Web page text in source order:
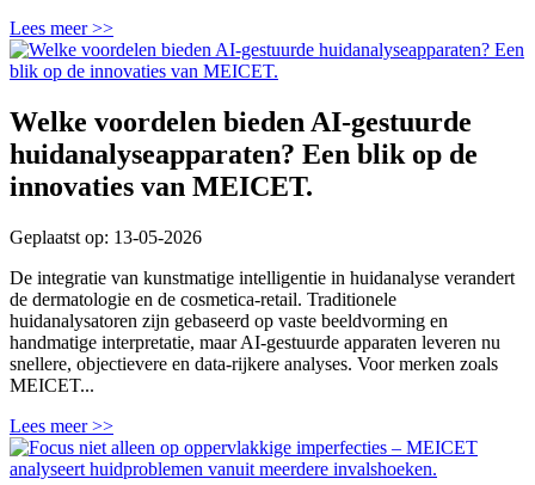
Lees meer >>
Welke voordelen bieden AI-gestuurde
huidanalyseapparaten? Een blik op de
innovaties van MEICET.
Geplaatst op: 13-05-2026
De integratie van kunstmatige intelligentie in huidanalyse verandert
de dermatologie en de cosmetica-retail. Traditionele
huidanalysatoren zijn gebaseerd op vaste beeldvorming en
handmatige interpretatie, maar AI-gestuurde apparaten leveren nu
snellere, objectievere en data-rijkere analyses. Voor merken zoals
MEICET...
Lees meer >>